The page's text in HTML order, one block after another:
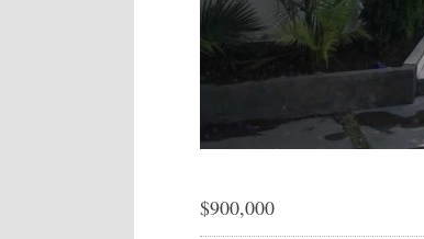
$900,000